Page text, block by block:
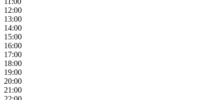
12:00
13:00
14:00
15:00
16:00
17:00
18:00
19:00
20:00
21:00